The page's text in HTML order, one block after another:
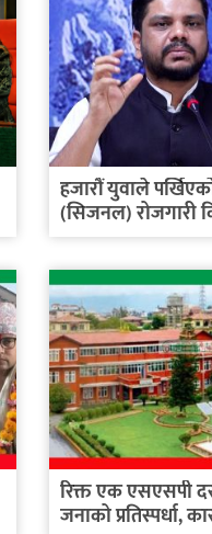
हजारौं युवाले
(सिजनल) रोजगारी
रिक्त एक एसएसपी
जनाको प्रतिस्पर्धा,